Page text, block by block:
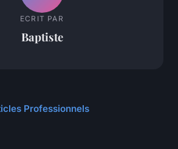
ECRIT PAR
Baptiste
Professionnels